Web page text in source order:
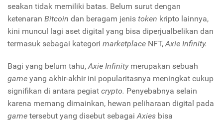
seakan tidak memiliki batas. Belum surut dengan
ketenaran Bitcoin dan beragam jenis token kripto lainnya,
kini muncul lagi aset digital yang bisa diperjualbelikan dan
termasuk sebagai kategori marketplace NFT,Axie Infinity.
Bagi yang belum tahu,Axie Infinity merupakan sebuah
game yang akhir-akhir ini popularitasnya meningkat cukup
signifikan di antara pegiat crypto. Penyebabnya selain
karena memang dimainkan, hewan peliharaan digital pada
game tersebut yang disebut sebagaiAxies bisa